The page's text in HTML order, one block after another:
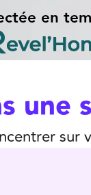
en
une
sur